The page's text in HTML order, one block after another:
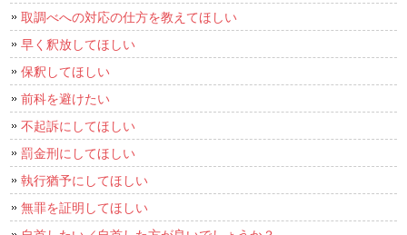
取調べへの対応の仕方を教えてほしい
早く釈放してほしい
保釈してほしい
前科を避けたい
不起訴にしてほしい
罰金刑にしてほしい
執行猶予にしてほしい
無罪を証明してほしい